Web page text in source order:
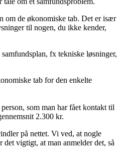
om de økonomiske tab. Det er især
til nogen, du ikke kender,
fx tekniske løsninger,
tab for den enkelte
som man har fået kontakt til
2.300 kr.
på nettet. Vi ved, at nogle
vigtigt, at man anmelder det, så